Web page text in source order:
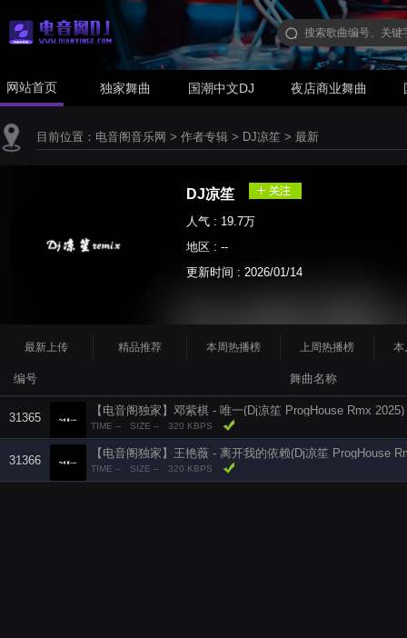
网站首页 独家舞曲 国潮中文DJ 夜店商业舞曲
目前位置： 电音阁音乐网 > 作者专辑 > DJ凉笙 > 最新
DJ凉笙
人气 : 19.7万
地区 : --
更新时间 : 2026/01/14
最新上传 精品推荐 本周热播榜 上周热播榜 本
编号 舞曲名称
31365
【电音阁独家】邓紫棋 - 唯一(Dj凉笙 ProgHouse Rmx 2025)
TIME -- SIZE -- 320 KBPS
31366
【电音阁独家】王艳薇 - 离开我的依赖(Dj凉笙 ProgHouse
TIME -- SIZE -- 320 KBPS